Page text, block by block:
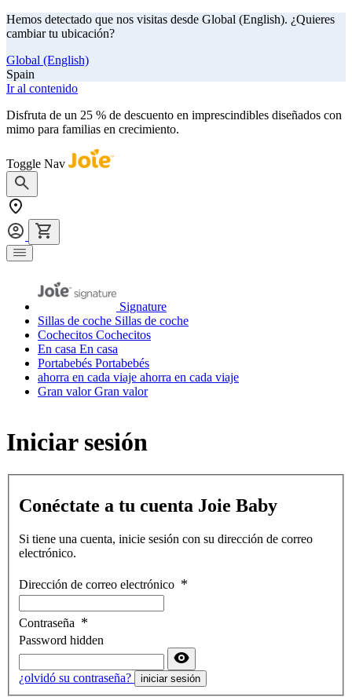
Hemos detectado que nos visitas desde Global (English). ¿Quieres
cambiar tu ubicación?
Global (English)
Spain
Ir al contenido
Disfruta de un 25 % de descuento en imprescindibles diseñados con
mimo para familias en crecimiento.
Toggle Nav
Signature
Sillas de coche Sillas de coche
Cochecitos Cochecitos
En casa En casa
Portabebés Portabebés
ahorra en cada viaje ahorra en cada viaje
Gran valor Gran valor
Iniciar sesión
Conéctate a tu cuenta Joie Baby
Si tiene una cuenta, inicie sesión con su dirección de correo
electrónico.
Dirección de correo electrónico
Contraseña
Password hidden
¿olvidó su contraseña? iniciar sesión